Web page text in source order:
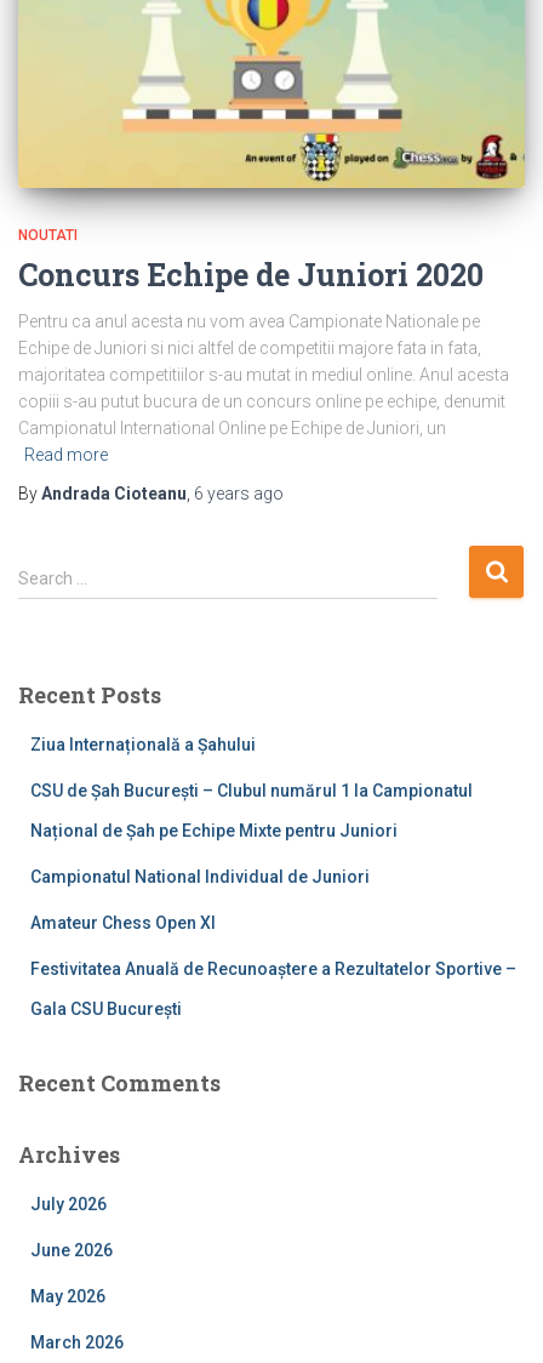
NOUTATI
Concurs Echipe de Juniori 2020
Pentru ca anul acesta nu vom avea Campionate Nationale pe
Echipe de Juniori si nici altfel de competitii majore fata in fata,
majoritatea competitiilor s-au mutat in mediul online. Anul acesta
copiii s-au putut bucura de un concurs online pe echipe, denumit
Campionatul International Online pe Echipe de Juniori, un
Read more
ByAndrada Cioteanu 6 years ago
S
e
h
Search …
Recent Posts
Ziua Internațională a Șahului
CSU de Șah București – Clubul numărul 1 la Campionatul
Național de Șah pe Echipe Mixte pentru Juniori
Campionatul National Individual de Juniori
Amateur Chess Open XI
Festivitatea Anuală de Recunoaștere a Rezultatelor Sportive –
Gala CSU București
Recent Comments
Archives
July 2026
June 2026
May 2026
March 2026